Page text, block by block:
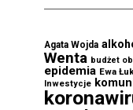
Agata Wojda
Wenta budżet
epidemia Ewa
Inwestycje